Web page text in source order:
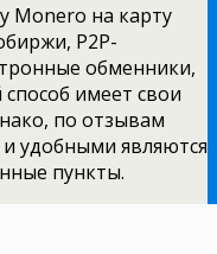
Monero на карту
P2P-
обменники,
имеет свои
по отзывам
удобными являются
пункты.